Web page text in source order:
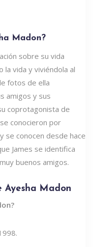
Madon?
sobre su vida
la vida y viviéndola al
fotos de ella
amigos y sus
coprotagonista de
conocieron por
se conocen desde hace
James se identifica
buenos amigos.
Ayesha Madon